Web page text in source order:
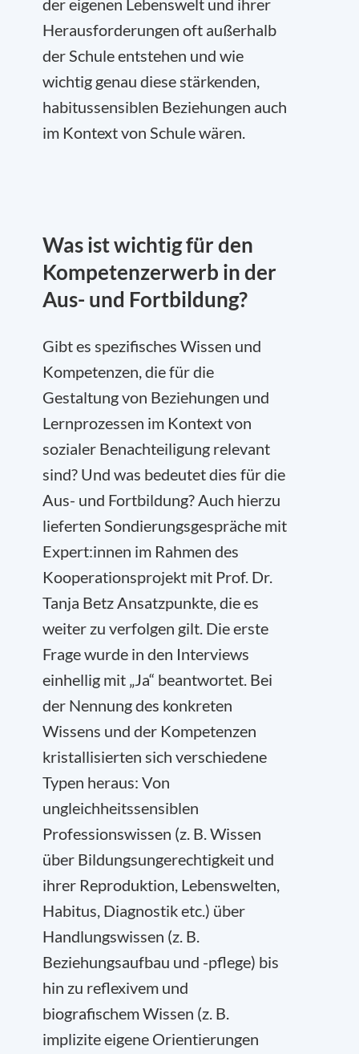
der eigenen Lebenswelt und ihrer
Herausforderungen oft außerhalb
der Schule entstehen und wie
wichtig genau diese stärkenden,
habitussensiblen Beziehungen auch
im Kontext von Schule wären.
Was ist wichtig für den
Kompetenzerwerb in der
Aus- und Fortbildung?
Gibt es spezifisches Wissen und
Kompetenzen, die für die
Gestaltung von Beziehungen und
Lernprozessen im Kontext von
sozialer Benachteiligung relevant
sind? Und was bedeutet dies für die
Aus- und Fortbildung? Auch hierzu
lieferten Sondierungsgespräche mit
Expert:innen im Rahmen des
Kooperationsprojekt mit Prof. Dr.
Tanja Betz Ansatzpunkte, die es
weiter zu verfolgen gilt. Die erste
Frage wurde in den Interviews
einhellig mit „Ja“ beantwortet. Bei
der Nennung des konkreten
Wissens und der Kompetenzen
kristallisierten sich verschiedene
Typen heraus: Von
ungleichheitssensiblen
Professionswissen (z. B. Wissen
über Bildungsungerechtigkeit und
ihrer Reproduktion, Lebenswelten,
Habitus, Diagnostik etc.) über
Handlungswissen (z. B.
Beziehungsaufbau und -pflege) bis
hin zu reflexivem und
biografischem Wissen (z. B.
implizite eigene Orientierungen